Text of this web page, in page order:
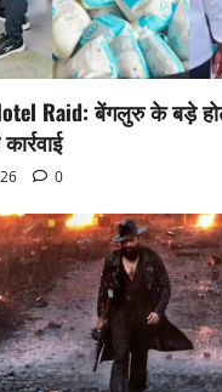
Raid: बेंगलुरु के बड़े
0